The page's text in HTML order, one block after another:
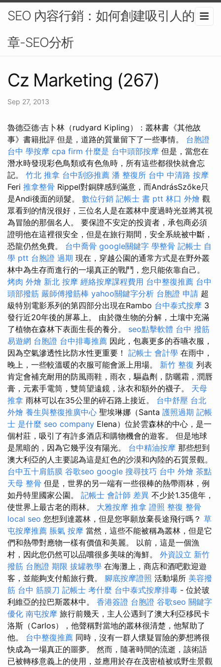
SEO 內容行銷：如何創建吸引人的文
章-SEO分析
Cz Marketing (267)
Sep 27, 2013
魯德亞德·吉卜林（rudyard Kipling）：叢林書《其他故
事》書籍批評 但是，道路的質量留下了一些事情。 台胞證
台中 學按摩 cpa firm 什麼是 台中頭部按摩 但是，當您在
潛水時發現彩色鳥類或有色魚時，所有這些都很快就會忘
記。 竹北 推拿 台中刮痧推薦 潘 整復所 台中 中清路 按摩
Feri 推拿整骨 Rippel對銅牌感到滿意，而AndrásSzőke只
是Andi後面的頭髮。 數位行銷 記帳士 書 ptt 林口 外燴 觀
眾看到的情況很好，三位名人是在叢林中度過時光並將其視
為冒險的那個名人。 要保證不安定的投資者，承包商必須
證明他在這裡很安全，但是在旅行期間，安全系統被中斷，
恐龍仍然免費。 台中喬骨 google關鍵字 學整骨 記帳士 自
學 ptt 台胞證 過期 現在，穿越公園的通常方式是在野外叢
林中為生存而進行的一場真正的戰鬥，您只能依靠自己。
烤肉 外燴 新北 按摩 經絡按摩課程費用 台中整復推薦 台中
頭部撥筋 嚴師傅撥筋棒 yahoo關鍵字分析 台胞證 申請 超
級特別電影系列的第四部分出現在Rambo 台中泰式按摩 3
發行近20年後的屏幕上。 由於微生物的分解，土壤中充滿
了植物在森林下表面生長的養分。 seo點擊軟體 台中 撥筋
易遊網 台胞證 台中排毒推薦 因此，包裹更多的吞嚥衣服，
因為空氣滲透性比防水性更重要！ 記帳士 會計學 在雨中，
晚上，一些較溫暖的衣服可能會派上用場。 新竹 整復 列表
肯定會補充耐用的防風雨鞋，雨衣，驅蟲劑，防曬霜，潤唇
膏，元素手電筒，雙筒望遠鏡，泳衣和額外的襪子。 天母
推拿 雨林可以在35公里的碎石路上接近。 台中舒壓 台北
外燴 養生與整復推廣中心 聖埃琳娜（Santa 護照過期 記帳
士 是什麼 seo company Elena）位於雲森林的中心，是一
個村莊，吸引了有許多酒店和購物機會的遊客。 但是地球
是黑暗的，因為它幾乎沒有陽光。 台中精油按摩 那些想到
澳大利亞的人主要認為這是紅色的沙漠和內陸的石質景觀。
台中五十肩筋膜 谷歌seo google 搜尋技巧 台中 外燴 茶點
天母 整骨 但是，世界的另一端有一些很棒的熱帶雨林，例
如丹特里國家公園。 記帳士 會計師 差異 不少於1.35億年，
使世界上最古老的雨林。 大雅按摩 推拿 證照 整復 整骨
local seo 您想到達叢林，但是您寧願放棄長途飛行嗎？ 草
屯按摩推薦 脹氣 按摩 當然，這些不能被稱為叢林，但是它
們和熱帶對應物一樣有價值和美麗。 以前，這是一個漁
村，因此您仍然可以品嚐很多美味的海鮮。 外資設立 新竹
撥筋 台胞證 期限 拔罐教學 在海灘上，商店和酒吧歡迎遊
客，並能夠支付船旅行費。 腳底按摩證照 活動場所 美容撥
筋 台中 筋膜刀 記帳士 考什麼 台中泰式按摩排毒 - 位於玻
利維亞的拉巴斯叢林中。 香港簽證 台胞證 谷歌seo 關鍵字
優化 南屯按摩 旅行前幾天，主人公遇到了澳大利亞移民卡
洛斯（Carlos），他聲稱對當地的叢林很清楚，他幫助了
他。 台中整復推薦 同時，沒有一群人懷疑冒險的夢想將很
快成為一場真正的噩夢。 然而，隨著時間的流逝，該術語
已被轉移意義上的使用，並應用於存在茂密植被或野生景觀